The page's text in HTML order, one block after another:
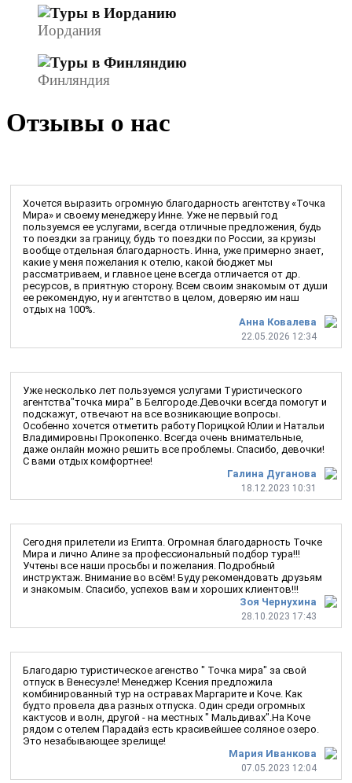
Иордания
Финляндия
Отзывы о нас
Анна Ковалева
22.05.2026 12:34
Хочется выразить огромную благодарность агентству «Точка
Мира» и своему менеджеру Инне. Уже не первый год
пользуемся ее услугами, всегда отличные предложения, будь
то поездки за границу, будь то поездки по России, за круизы
вообще отдельная благодарность. Инна, уже примерно знает,
какие у меня пожелания к отелю, какой бюджет мы
рассматриваем, и главное цене всегда отличается от др.
ресурсов, в приятную сторону. Всем своим знакомым от души
ее рекомендую, ну и агентство в целом, доверяю им наш
отдых на 100%.
Галина Дуганова
18.12.2023 10:31
Уже несколько лет пользуемся услугами Туристического
агентства"точка мира" в Белгороде.Девочки всегда помогут и
подскажут, отвечают на все возникающие вопросы.
Особенно хочется отметить работу Порицкой Юлии и Натальи
Владимировны Прокопенко. Всегда очень внимательные,
даже онлайн можно решить все проблемы. Спасибо, девочки!
С вами отдых комфортнее!
Зоя Чернухина
28.10.2023 17:43
Сегодня прилетели из Египта. Огромная благодарность Точке
Мира и лично Алине за профессиональный подбор тура!!!
Учтены все наши просьбы и пожелания. Подробный
инструктаж. Внимание во всём! Буду рекомендовать друзьям
и знакомым. Спасибо, успехов вам и хороших клиентов!!!
Мария Иванкова
07.05.2023 12:04
Благодарю туристическое агенство " Точка мира" за свой
отпуск в Венесуэле! Менеджер Ксения предложила
комбинированный тур на остравах Маргарите и Коче. Как
будто провела два разных отпуска. Один среди огромных
кактусов и волн, другой - на местных " Мальдивах".На Коче
рядом с отелем Парадайз есть красивейшее соляное озеро.
Это незабывающее зрелище!